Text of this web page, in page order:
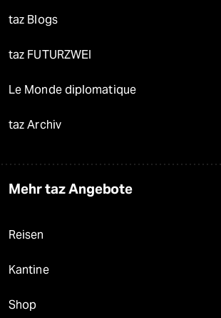
taz Blogs
taz FUTURZWEI
Le Monde diplomatique
taz Archiv
Mehr taz Angebote
Reisen
Kantine
Shop